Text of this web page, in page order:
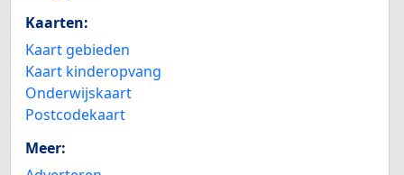
Kaarten:
Kaart gebieden
Kaart kinderopvang
Onderwijskaart
Postcodekaart
Meer: